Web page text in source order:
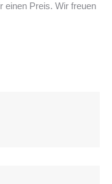
einen Preis. Wir freuen